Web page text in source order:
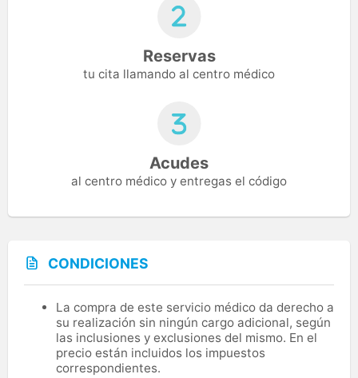
Reservas
tu cita llamando al centro médico
Acudes
al centro médico y entregas el código
CONDICIONES
La compra de este servicio médico da derecho a
su realización sin ningún cargo adicional, según
las inclusiones y exclusiones del mismo. En el
precio están incluidos los impuestos
correspondientes.